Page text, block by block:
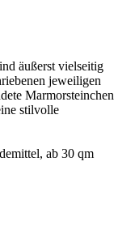
äußerst vielseitig
jeweiligen
Marmorsteinchen
stilvolle
ab 30 qm